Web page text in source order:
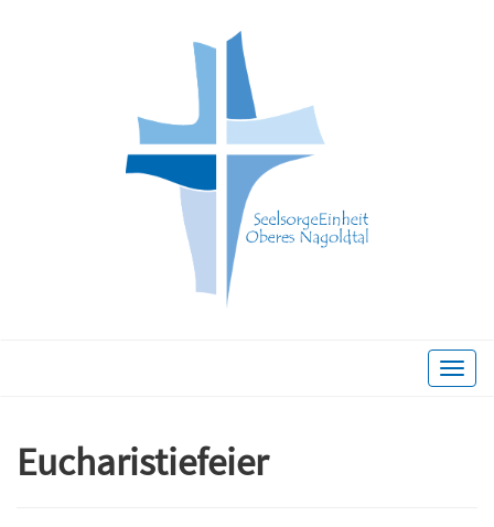
Toggle
Eucharistiefeier